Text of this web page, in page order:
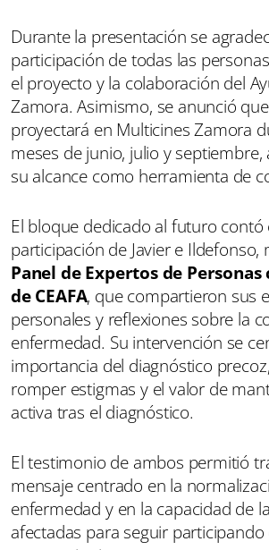
Durante la presentación se
participación de todas las
el proyecto y la colaboración del
Zamora. Asimismo, se anunció
proyectará en Multicines Zamora
meses de junio, julio y
su alcance como herramienta de
El bloque dedicado al futuro contó
participación de Javier e Ildefonso,
Panel de Expertos de
de CEAFA, que compartieron sus
personales y reflexiones sobre la
enfermedad. Su intervención se
importancia del diagnóstico
romper estigmas y el valor de
activa tras el diagnóstico.
El testimonio de ambos permitió
mensaje centrado en la
enfermedad y en la capacidad de
afectadas para seguir participando